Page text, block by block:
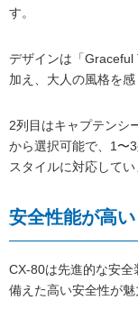
す。
デザインは「Graceful
加え、大人の風格を感
2列目はキャプテンシ
から選択可能で、1〜
スタイルに対応してい
安全性能が高い
CX-80は先進的な安全
備えた高い安全性が魅